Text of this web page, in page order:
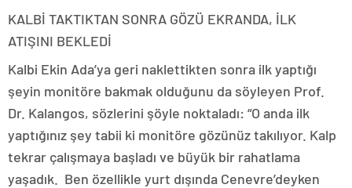
KALBİ TAKTIKTAN SONRA GÖZÜ EKRANDA, İLK
ATIŞINI BEKLEDİ
Kalbi Ekin Ada’ya geri naklettikten sonra ilk yaptığı
şeyin monitöre bakmak olduğunu da söyleyen Prof.
Dr. Kalangos, sözlerini şöyle noktaladı: “O anda ilk
yaptığınız şey tabii ki monitöre gözünüz takılıyor. Kalp
tekrar çalışmaya başladı ve büyük bir rahatlama
yaşadık. Ben özellikle yurt dışında Cenevre’deyken